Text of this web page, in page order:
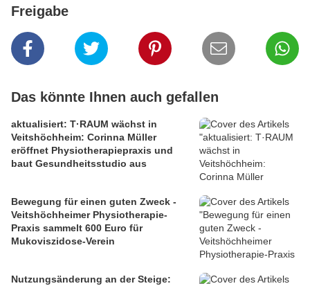
Freigabe
Das könnte Ihnen auch gefallen
aktualisiert: T·RAUM wächst in
Veitshöchheim: Corinna Müller
eröffnet Physiotherapiepraxis und
baut Gesundheitsstudio aus
Bewegung für einen guten Zweck -
Veitshöchheimer Physiotherapie-
Praxis sammelt 600 Euro für
Mukoviszidose-Verein
Nutzungsänderung an der Steige: